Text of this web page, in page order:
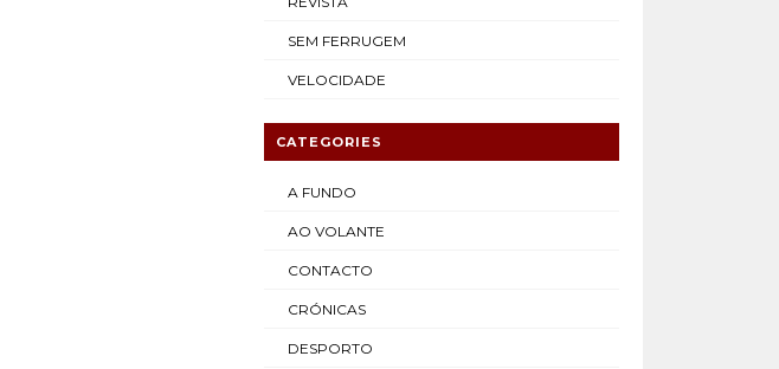
SEM FERRUGEM
VELOCIDADE
CATEGORIES
A FUNDO
AO VOLANTE
CONTACTO
CRÓNICAS
DESPORTO